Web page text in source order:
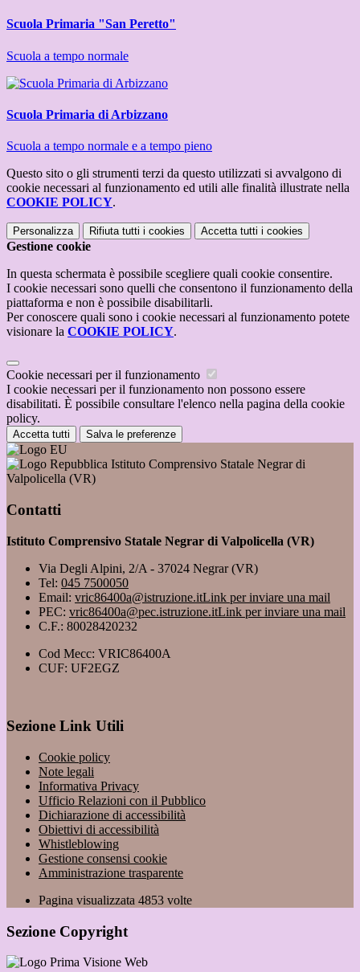
Scuola Primaria "San Peretto"
Scuola a tempo normale
Scuola Primaria di Arbizzano
Scuola a tempo normale e a tempo pieno
Questo sito o gli strumenti terzi da questo utilizzati si avvalgono di
cookie necessari al funzionamento ed utili alle finalità illustrate nella
COOKIE POLICY.
Personalizza Rifiuta tutti i cookies Accetta tutti i cookies
Gestione cookie
In questa schermata è possibile scegliere quali cookie consentire.
I cookie necessari sono quelli che consentono il funzionamento della
piattaforma e non è possibile disabilitarli.
Per conoscere quali sono i cookie necessari al funzionamento potete
visionare la COOKIE POLICY.
Cookie necessari per il funzionamento
I cookie necessari per il funzionamento non possono essere
disabilitati. È possibile consultare l'elenco nella pagina della cookie
policy.
Accetta tutti Salva le preferenze
Istituto Comprensivo Statale Negrar di
Valpolicella (VR)
Contatti
Istituto Comprensivo Statale Negrar di Valpolicella (VR)
Via Degli Alpini, 2/A - 37024 Negrar (VR)
Tel: 045 7500050
Email: vric86400a@istruzione.itLink per inviare una mail
PEC: vric86400a@pec.istruzione.itLink per inviare una mail
C.F.: 80028420232
Cod Mecc: VRIC86400A
CUF: UF2EGZ
Sezione Link Utili
Cookie policy
Note legali
Informativa Privacy
Ufficio Relazioni con il Pubblico
Dichiarazione di accessibilità
Obiettivi di accessibilità
Whistleblowing
Gestione consensi cookie
Amministrazione trasparente
Pagina visualizzata 4853 volte
Sezione Copyright